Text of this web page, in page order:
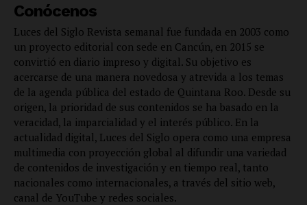
Conócenos
Luces del Siglo Revista semanal fue fundada en 2003 como
un proyecto editorial con sede en Cancún, en 2015 se
convirtió en diario impreso y digital. Su objetivo es
acercarse de una manera novedosa y atrevida a los temas
de la agenda pública del estado de Quintana Roo. Desde su
origen, la prioridad de sus contenidos se ha basado en la
veracidad, la imparcialidad y el interés público. En la
actualidad digital, Luces del Siglo opera como una empresa
multimedia con proyección global al difundir una variedad
de contenidos de investigación y en tiempo real, tanto
nacionales como internacionales, a través del sitio web,
canal de YouTube y redes sociales.